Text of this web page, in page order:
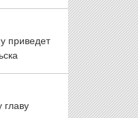
приведет
главу